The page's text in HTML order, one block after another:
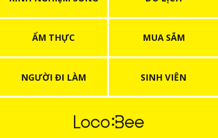
ẨM THỰC MUA SẮM
NGƯỜI ĐI LÀM SINH VIÊN